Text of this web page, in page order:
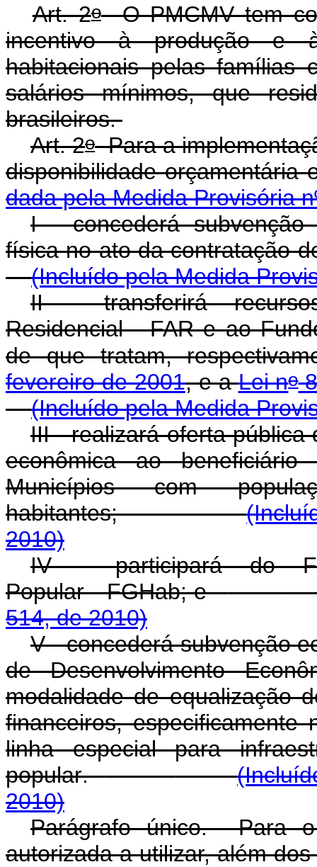
Art. 2oO PMCMV tem
incentivo à produção e
habitacionais pelas
salários mínimos, que
brasileiros.
Art. 2oPara a
disponibilidade orçamentária
dada pela Medida Provisória
I - concederá subvenção
física no ato da contratação
(Incluído pela Medida
II - transferirá
Residencial - FAR e ao
de que tratam,
fevereiro de 2001, e aLei no
(Incluído pela Medida
III - realizará oferta pública
econômica ao
Municípios com
habitantes;
2010)
IV - participará do
Popular - FGHab; e
514, de 2010)
V - concederá subvenção
de Desenvolvimento
modalidade de equalização
financeiros,
linha especial para
popular.
2010)
Parágrafo único. Para
autorizada a utilizar, além